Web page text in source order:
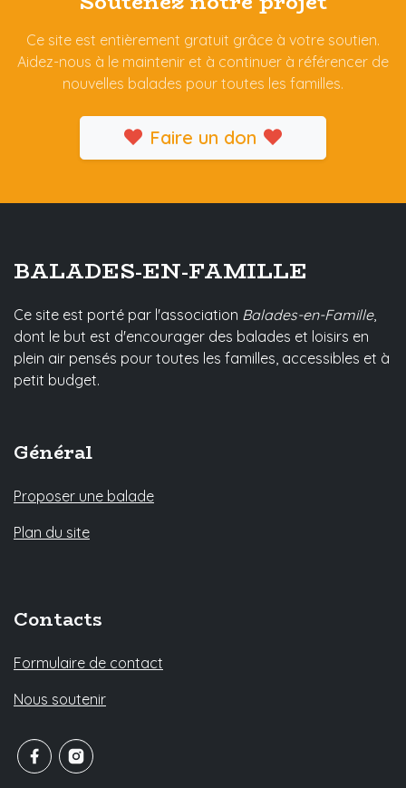
Ce site est entièrement gratuit grâce à votre soutien.
Aidez-nous à le maintenir et à continuer à référencer de
nouvelles balades pour toutes les familles.
Faire un don
BALADES-EN-FAMILLE
Ce site est porté par l'association Balades-en-Famille,
dont le but est d'encourager des balades et loisirs en
plein air pensés pour toutes les familles, accessibles et à
petit budget.
Général
Proposer une balade
Plan du site
Contacts
Formulaire de contact
Nous soutenir